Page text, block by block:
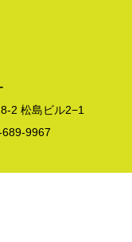
2 松島ビル2−1
9967